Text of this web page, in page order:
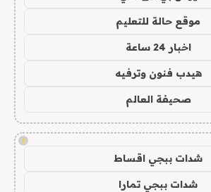
موقع حالة للتعليم
اخبار 24 ساعة
هيدب فنون وترفيه
صحيفة العالم
!
شدات ببجي اقساط
شدات ببجي تمارا